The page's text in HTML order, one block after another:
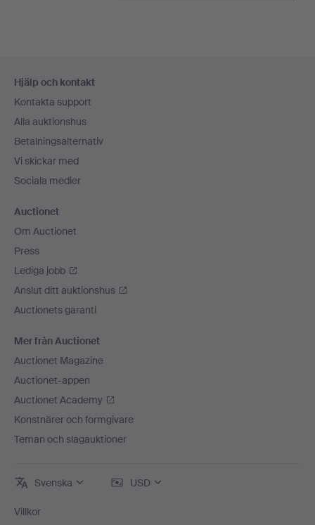
Hjälp och kontakt
Kontakta support
Alla auktionshus
Betalningsalternativ
Vi skickar med
Sociala medier
Auctionet
Om Auctionet
Press
Lediga jobb
Anslut ditt auktionshus
Auctionets garanti
Mer från Auctionet
Auctionet Magazine
Auctionet-appen
Auctionet Academy
Konstnärer och formgivare
Teman och slagauktioner
Svenska USD
Villkor